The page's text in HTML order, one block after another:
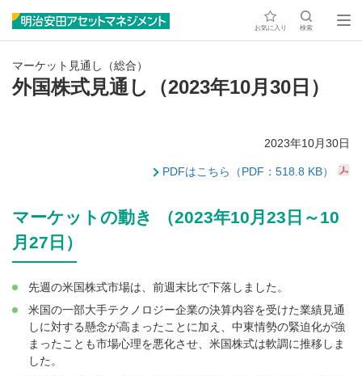
お気に入り 検索
マーケット見通し（総合）
外国株式見通し（2023年10月30日）
2023年10月30日
PDFはこちら（PDF：518.8 KB）
マーケットの動き （2023年10月23日～10
月27日）
先週の米国株式市場は、前週末比で下落しました。
米国の一部大手テクノロジー企業の決算内容を受けた業績見通
しに対する懸念が高まったことに加え、中東情勢の緊迫化が強
まったことも市場心理を悪化させ、米国株式は軟調に推移しま
した。